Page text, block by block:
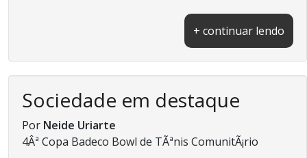
+ continuar lendo
Sociedade em destaque
Por Neide Uriarte
4Âª Copa Badeco Bowl de TÃªnis ComunitÃ¡rio